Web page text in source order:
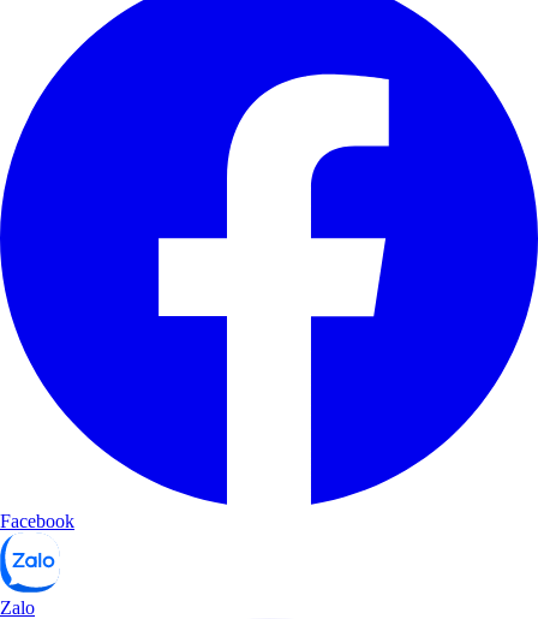
Facebook
Zalo